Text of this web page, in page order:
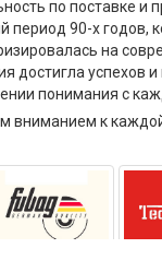
по поставке и
период 90-х годов,
на
достигла успехов
понимания с
вниманием к